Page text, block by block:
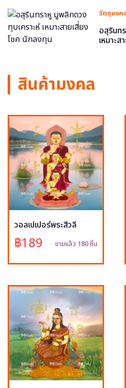
วัตถุมงค
อสุรินท
เหมาะ
สินค้ามงคล
วอลเปเปอร์พระสีวลี
฿189 ขายแล้ว 180 ชิ้น